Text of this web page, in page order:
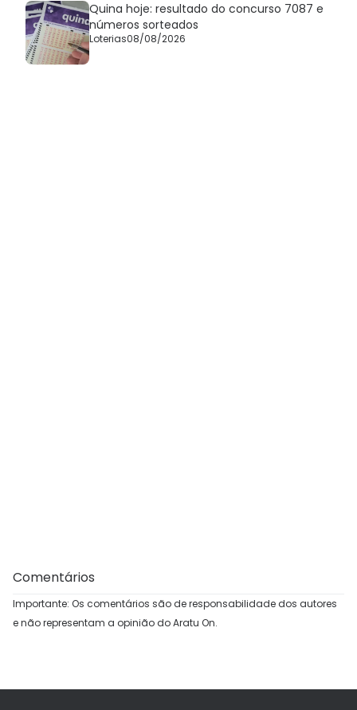
Quina hoje: resultado do concurso 7087 e
números sorteados
Loterias08/08/2026
Comentários
Importante: Os comentários são de responsabilidade dos autores
e não representam a opinião do Aratu On.